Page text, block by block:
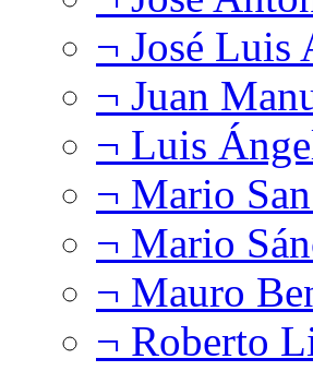
¬ José Luis
¬ Juan
¬ Luis
¬ Mario
¬ Mario
¬ Mauro
¬ Roberto